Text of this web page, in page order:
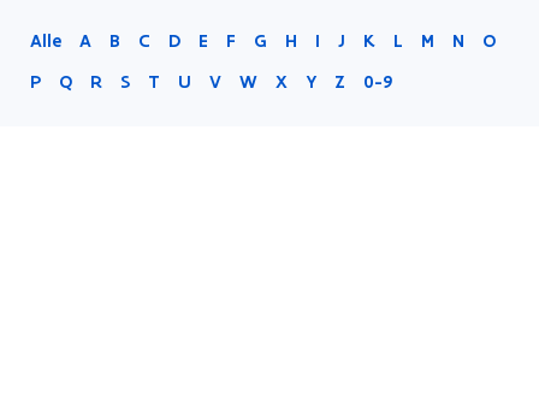
Alle A B C D E F G H I J K L M N
O
P
Q R S T U V W X Y Z 0-9